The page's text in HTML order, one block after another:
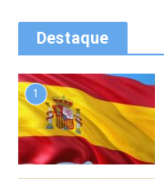
Destaque
1